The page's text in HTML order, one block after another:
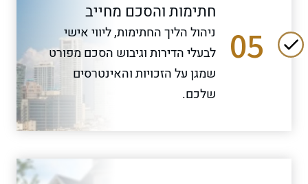
05
חתימות והסכם מחייב
ניהול הליך החתימות, ליווי אישי
לבעלי הדירות וגיבוש הסכם מפורט
שמגן על הזכויות והאינטרסים
שלכם.